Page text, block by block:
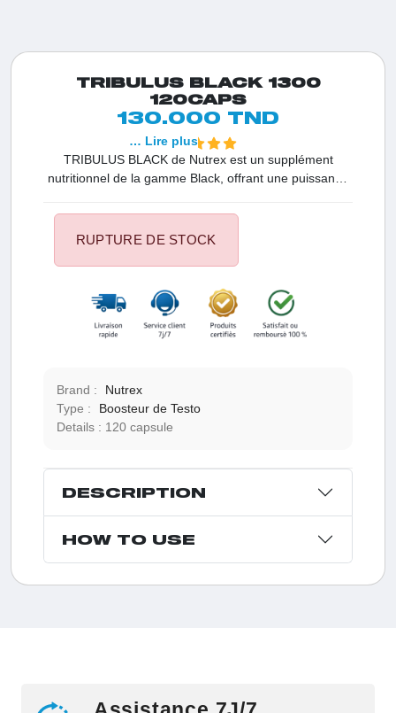
TRIBULUS BLACK 1300
120CAPS
130.000 TND
TRIBULUS BLACK de Nutrex est un supplément
nutritionnel de la gamme Black, offrant une puissance
testostérone. Cette formule contribue à améliorer les
performances masculines, revitaliser la vitalité,
musculaire et la force.
… Lire plus
RUPTURE DE STOCK
Brand :
Nutrex
Type :
Boosteur de Testo
Details :
120 capsule
DESCRIPTION
HOW TO USE